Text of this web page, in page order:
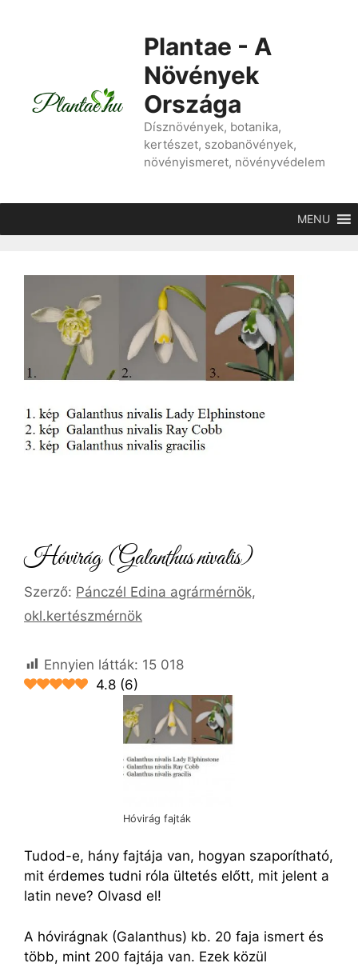
Plantae - A
Növények
Országa
Dísznövények, botanika,
kertészet, szobanövények,
növényismeret, növényvédelem
MENU
Hóvirág (Galanthus nivalis)
Szerző: Pánczél Edina agrármérnök,
okl.kertészmérnök
Ennyien látták: 15 018
4.8 (6)
Hóvirág fajták
Tudod-e, hány fajtája van, hogyan szaporítható,
mit érdemes tudni róla ültetés előtt, mit jelent a
latin neve? Olvasd el!
A hóvirágnak (Galanthus) kb. 20 faja ismert és
több, mint 200 fajtája van. Ezek közül